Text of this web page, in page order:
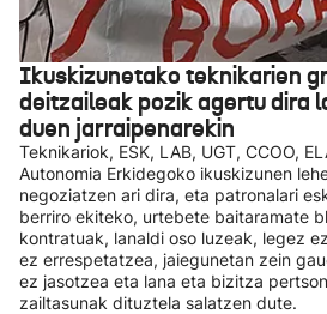
Ikuskizunetako teknikarien
deitzaileak pozik agertu dira
duen jarraipenarekin
Teknikariok, ESK, LAB, UGT, CCOO,
Autonomia Erkidegoko ikuskizunen
negoziatzen ari dira, eta patronalari
berriro ekiteko, urtebete baitaramate
kontratuak, lanaldi oso luzeak, legez
ez errespetatzea, jaiegunetan zein
ez jasotzea eta lana eta bizitza
zailtasunak dituztela salatzen dute.